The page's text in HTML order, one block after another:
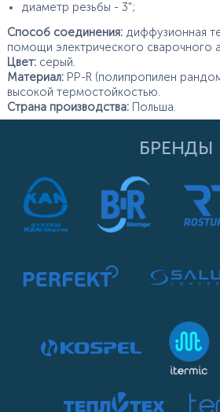
диаметр резьбы - 3";
Способ соединения:диффузионная
помощи электрического сварочного
Цвет:серый.
Материал:PP-R (полипропилен
высокой термостойкостью.
Страна производства:Польша.
БРЕНДЫ